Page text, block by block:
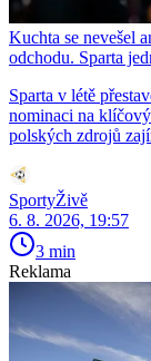
Kuchta se nevešel
odchodu. Sparta
Sparta v létě
nominaci na
polských zdrojů
SportyŽivě
6. 8. 2026, 19:57
3 min
Reklama